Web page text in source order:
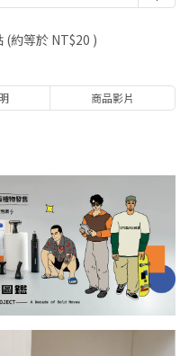
(約等於NT$20 )
商品影片